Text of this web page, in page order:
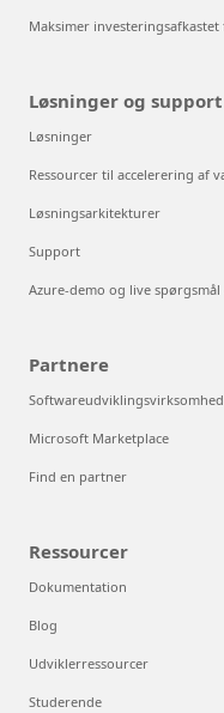
Maksimer investeringsafkastet
Løsninger og support
Løsninger
Ressourcer til accelerering af
Løsningsarkitekturer
Support
Azure-demo og live spørgsmål
Partnere
Microsoft Marketplace
Find en partner
Ressourcer
Dokumentation
Blog
Udviklerressourcer
Studerende